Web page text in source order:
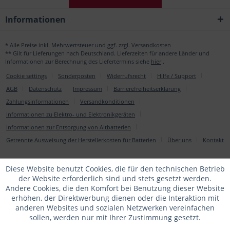
Informationen
* Alle Preise inkl. Mehrwertsteuer und ggf. zzgl. Versandkosten
** Gilt für Lieferungen nach Deutschland. Lieferzeiten für andere Länder und
Informationen zur Berechnung des Liefertermins siehe hier
Cookie settings
Sonderposten Widerrufsrecht
Hilfe / Support
AGB
Datenschutz Impressum
Barrierefreiheitserklärung
Zahlungsinformationen
Versandkonditionen
Informationen zu Elektro- und Elektronikgeräten
Informationen zur Entsorgung von Altbatterien
Getrennte Ausweisung der Herstellerkosten für Batterien
Über uns Kontakt
Diese Website benutzt Cookies, die für den technischen Betrieb
der Website erforderlich sind und stets gesetzt werden.
Andere Cookies, die den Komfort bei Benutzung dieser Website
erhöhen, der Direktwerbung dienen oder die Interaktion mit
anderen Websites und sozialen Netzwerken vereinfachen
sollen, werden nur mit Ihrer Zustimmung gesetzt.